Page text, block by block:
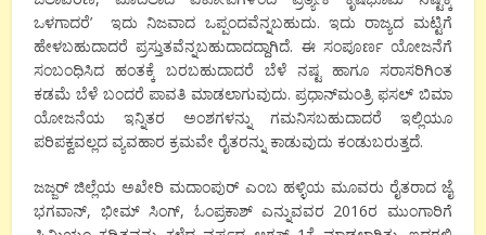
ಒಳಗಾದರೆ’ ಇದು ನಿಜವಾದ ಒಪ್ಪಂದವೆನ್ನಬಹುದು. ಇದು ರಾಜ್ಯದ ಮಟ್ಟಿಗೆ
ಹೇಳಬಹುದಾದರೆ ಪ್ರಸ್ತುತವೆನ್ನಬಹುದಾದದ್ದಾಗಿದೆ. ಈ ಸಂಪೂರ್ಣ ಯೋಜನೆಗೆ
ಸಂಬಂಧಿಸಿದ ಹಂತಕ್ಕೆ ಬರಬಹುದಾದರೆ ಬೆಳೆ ನಷ್ಟ ಹಾಗೂ ಸರಾಸರಿಗಿಂತ
ಕಡಮೆ ಬೆಳೆ ಬಂದರೆ ಪಾವತಿ ಮಾಡಲಾಗುವುದು. ಪ್ರಧಾನ್‍ಮಂತ್ರಿ ಫಸಲ್ ಬಿಮಾ
ಯೋಜನೆಯ ಇನ್ನಿತರ ಅಂಶಗಳನ್ನು ಗಮನಿಸಬಹುದಾದರೆ ಇಲ್ಲಿಯೂ
ಪರಿಪಕ್ವವಲ್ಲದ ವ್ಯವಹಾರ ಕ್ರಮವೇ ರೈತರನ್ನು ಕಾಡುವುದು ಕಂಡುಬರುತ್ತದೆ.
ಜಜ್ಜರ್ ಜಿಲ್ಲೆಯ ಅಖೇರಿ ಮದಾಂಪುರ್ ಎಂಬ ಹಳ್ಳಿಯ ಮೂವರು ರೈತರಾದ ಜೈ
ಭಗವಾನ್, ಭೀಮ್ ಸಿಂಗ್, ಓಂಪ್ರಕಾಶ್ ಎನ್ನುವವರ 2016ರ ಮುಂಗಾರಿಗೆ